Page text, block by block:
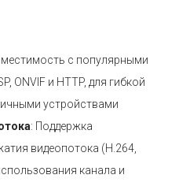
с популярными
ONVIF и HTTP, для гибкой
устройствами
: Поддержка
видеопотока (H.264,
канала и